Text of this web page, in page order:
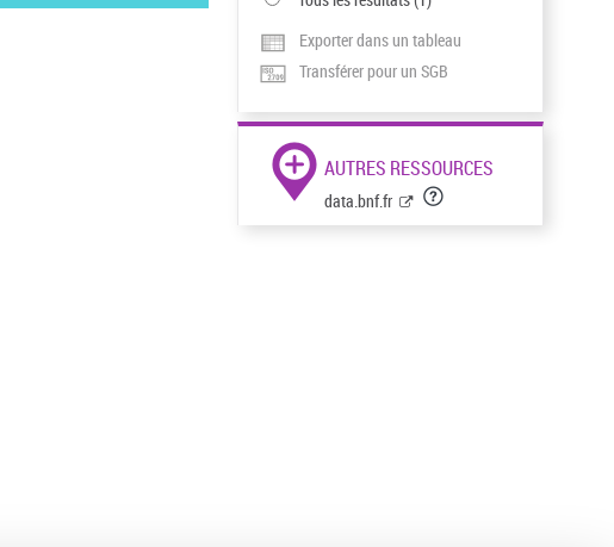
Exporter dans un tableau
Transférer pour un SGB
AUTRES RESSOURCES
data.bnf.fr